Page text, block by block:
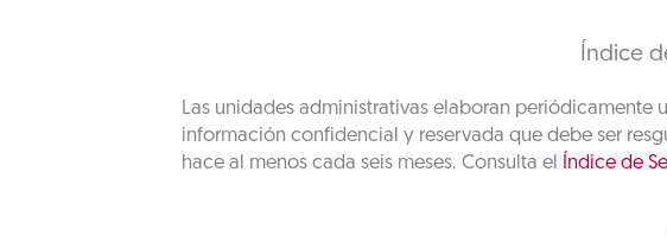
Índice
Las unidades administrativas elaboran periódicamente
información confidencial y reservada que debe ser
hace al menos cada seis meses. Consulta el
Índice de